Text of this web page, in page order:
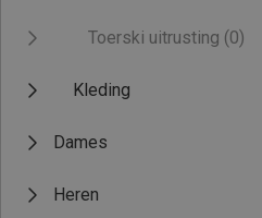
Toerski uitrusting (0)
Kleding
Dames
Heren